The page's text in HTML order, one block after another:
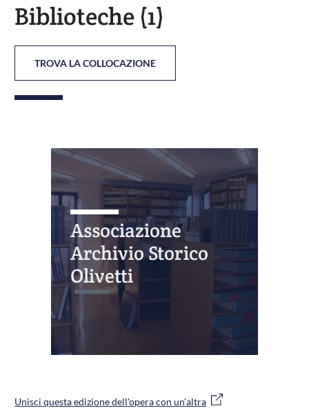
Biblioteche (1)
TROVA LA COLLOCAZIONE
Associazione
Archivio Storico
Olivetti
Unisci questa edizione dell'opera con un'altra